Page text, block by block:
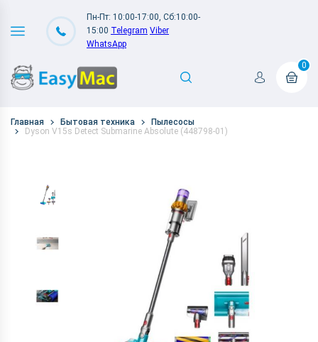
Пн-Пт: 10:00-17:00, Сб:10:00-
15:00 Telegram Viber
WhatsApp
0
Главная Бытовая техника
Пылесосы
Dyson V15s Detect Submarine Absolute (448798-01)